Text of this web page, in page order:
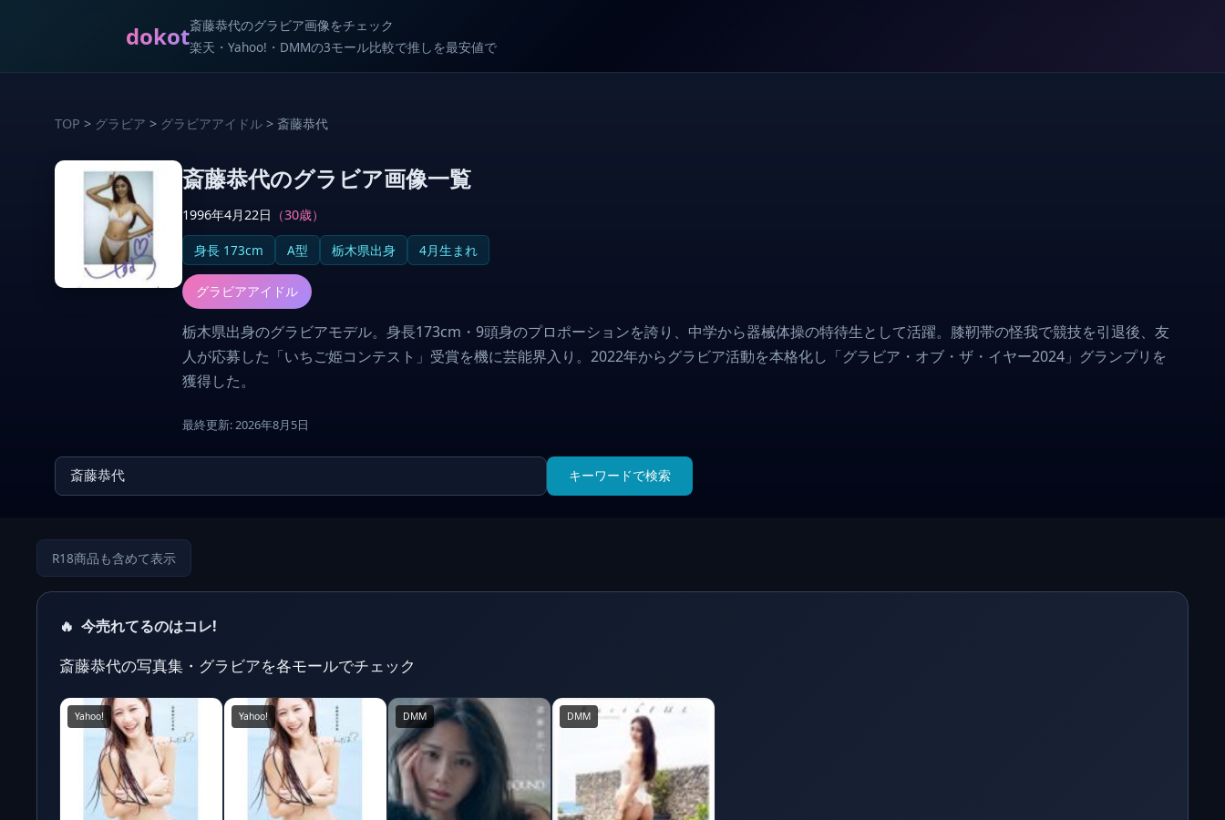
dokot斎藤恭代のグラビア画像をチェック
楽天・Yahoo!・DMMの3モール比較で推しを最安値で
TOP > グラビア > グラビアアイドル > 斎藤恭代
斎藤恭代のグラビア画像一覧
1996年4月22日 （30歳）
身長 173cm A型 栃木県出身 4月生まれ
グラビアアイドル
栃木県出身のグラビアモデル。身長173cm・9頭身のプロポーションを誇り、中学から器械体操の特待生として活躍。膝靭帯の怪我で競技を引退後、友
人が応募した「いちご姫コンテスト」受賞を機に芸能界入り。2022年からグラビア活動を本格化し「グラビア・オブ・ザ・イヤー2024」グランプリを
獲得した。
最終更新: 2026年8月5日
キーワードで検索
R18商品も含めて表示
🔥 今売れてるのはコレ!
斎藤恭代の写真集・グラビアを各モールでチェック
Yahoo! Yahoo! DMM DMM